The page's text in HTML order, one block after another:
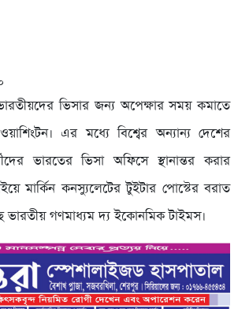
ভারতীয়দের ভিসার জন্য অপেক্ষার সময় কমাতে
এর মধ্যে বিশ্বের অন্যান্য দেশের
ভারতের ভিসা অফিসে স্থানান্তর করার
মার্কিন কনস্যুলেটের টুইটার পোস্টের বরাত
ভারতীয় গণমাধ্যম দ্য ইকোনমিক টাইমস।